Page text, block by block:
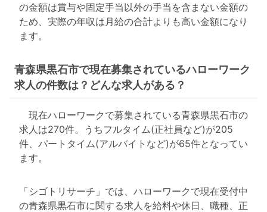
の金額は賞与や固定手当以外の手当を含まない金額の
ため、実際の年収は月給の合計よりも高い金額になり
ます。
青森県黒石市で現在募集されているハローワーク
求人の件数は？どんな求人がある？
現在ハローワークで募集されている青森県黒石市の
求人は270件。うちフルタイム(正社員など)が205
件、パートタイム(アルバイトなど)が65件となってい
ます。
「シゴトリサーチ」では、ハローワークで現在受付中
の青森県黒石市に関する求人を給料や休日、職種、正